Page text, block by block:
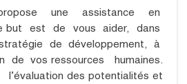
une assistance en
but est de vous aider, dans
de développement, à
de vos ressources humaines.
des potentialités et